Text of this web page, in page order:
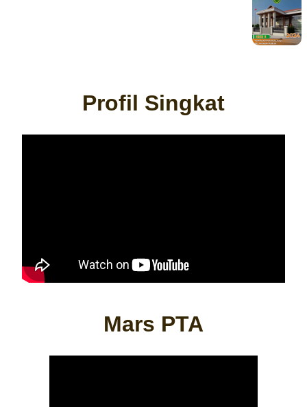
Profil Singkat
Mars PTA